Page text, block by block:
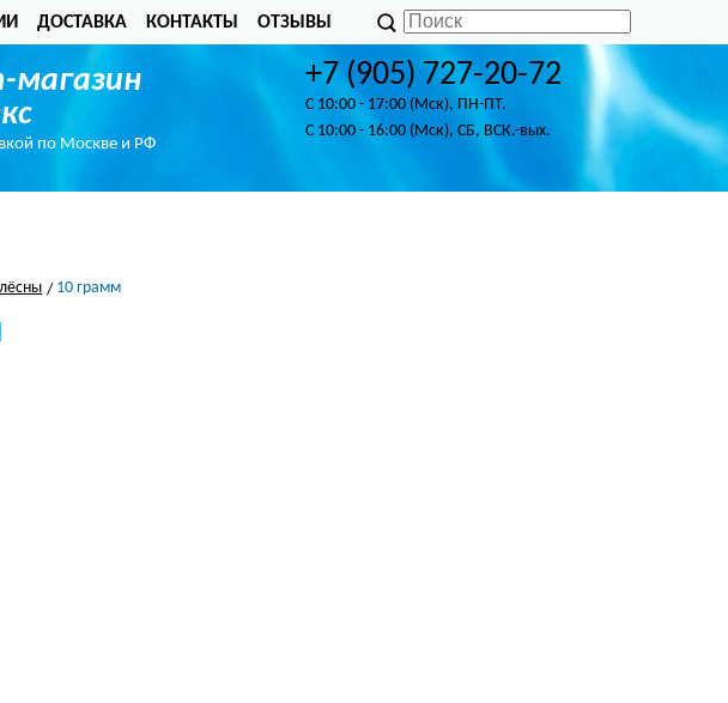
ДОСТАВКА КОНТАКТЫ ОТЗЫВЫ
магазин
по Москве и РФ
+7 (905) 727-20-72
C 10:00 - 17:00 (Мск), ПН-ПТ.
C 10:00 - 16:00 (Мск), СБ, ВСК.-вых.
10 грамм